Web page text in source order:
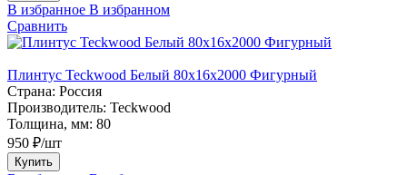
В избранное В избранном
Сравнить
Плинтус Teckwood Белый 80х16х2000 Фигурный
Страна: Россия
Производитель: Teckwood
Толщина, мм: 80
950 ₽/шт
Купить